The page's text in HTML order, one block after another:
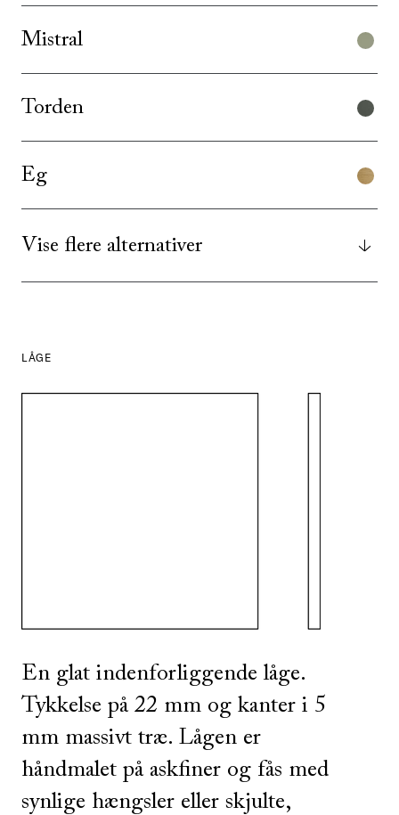
Mistral
SE ALLE I DENNE FARVE
Torden
Eg
Vise flere alternativer
LÅGE
En glat indenforliggende låge.
Tykkelse på 22 mm og kanter i 5
mm massivt træ. Lågen er
håndmalet på askfiner og fås med
synlige hængsler eller skjulte,